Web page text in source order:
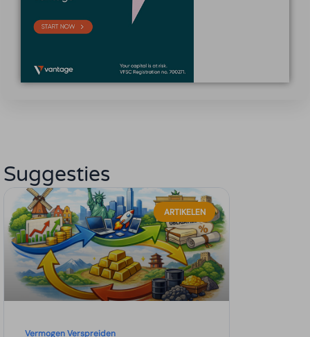
Suggesties
ARTIKELEN
Vermogen Verspreiden